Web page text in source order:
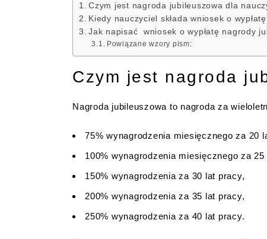
Czym jest nagroda jubileuszowa dla
Kiedy nauczyciel składa wniosek o
Jak napisać wniosek o wypłatę nagrody
Powiązane wzory pism:
Czym jest nagroda
Nagroda jubileuszowa to nagroda za
75% wynagrodzenia miesięcznego za 20
100% wynagrodzenia miesięcznego za 25
150% wynagrodzenia za 30 lat pracy,
200% wynagrodzenia za 35 lat pracy,
250% wynagrodzenia za 40 lat pracy.